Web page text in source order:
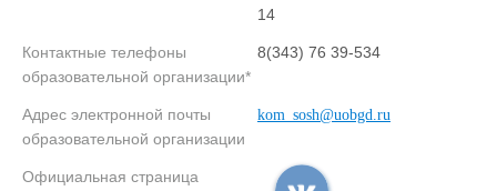
14
Контактные телефоны
образовательной организации*
8(343) 76 39-534
Адрес электронной почты
образовательной организации
kom_sosh@uobgd.ru
Официальная страница